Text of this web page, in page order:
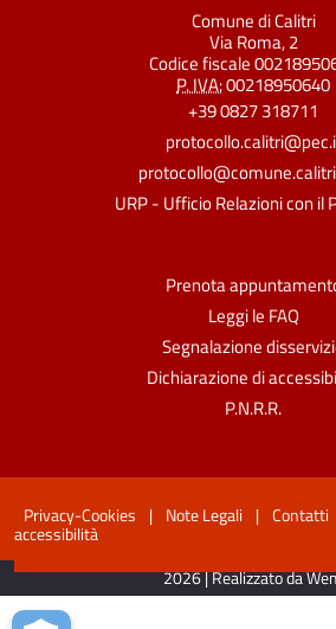
Comune di Calitri
Via Roma, 2
Codice fiscale
P. IVA:00218950640
+39 0827 318711
URP - Ufficio Relazioni con il
Prenota
Leggi le FAQ
Segnalazione
Dichiarazione di
P.N.R.R.
Privacy-Cookies | Note Legali | Contatti
accessibilità
2026 | Realizzato da